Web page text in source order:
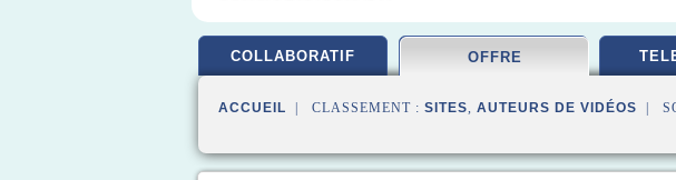
COLLABORATIF OFFRE
ACCUEIL | CLASSEMENT : SITES, AUTEURS DE VIDÉOS |